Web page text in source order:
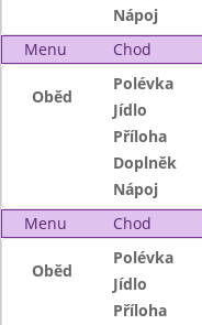
Nápoj
Menu
Chod
Oběd
Polévka
Jídlo
Příloha
Doplněk
Nápoj
Menu
Chod
Oběd
Polévka
Jídlo
Příloha